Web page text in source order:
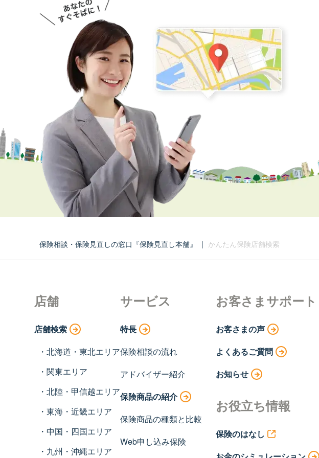
保険相談・保険見直しの窓口『保険見直し本舗』 | かんたん保険店舗検索
店舗
店舗検索
北海道・東北エリア
関東エリア
北陸・甲信越エリア
東海・近畿エリア
中国・四国エリア
九州・沖縄エリア
サービス
特長
保険相談の流れ
アドバイザー紹介
保険商品の紹介
保険商品の種類と比較
Web申し込み保険
お客さまサポート
お客さまの声
よくあるご質問
お知らせ
お役立ち情報
保険のはなし